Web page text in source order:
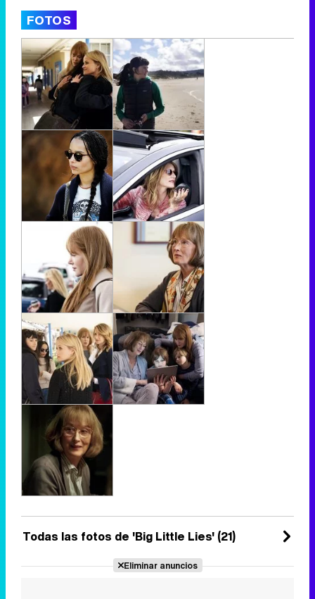
FOTOS
Todas las fotos de 'Big Little Lies' (21)
Eliminar anuncios